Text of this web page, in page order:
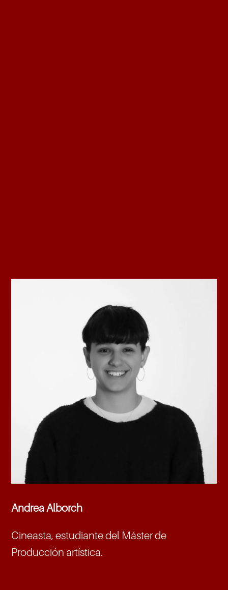
Andrea Alborch
Cineasta, estudiante del Máster de
Producción artística.